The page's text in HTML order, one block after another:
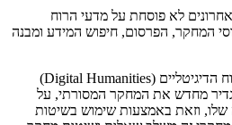
לא פוסחת על מדעי הרוח
המחקר, הפרסום, חיפוש המידע ומבנה
בהקשר זה מתפתחים מדעי הרוח הדיגיטליים (Digital Humanities)
מחדש את המחקר המסורתי, על
שלו, וזאת באמצעות שימוש בשיטות